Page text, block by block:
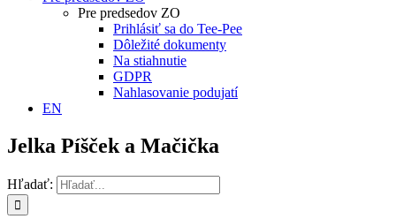
Pre predsedov ZO
Prihlásiť sa do Tee-Pee
Dôležité dokumenty
Na stiahnutie
GDPR
Nahlasovanie podujatí
EN
Jelka Píšček a Mačička
Hľadať: